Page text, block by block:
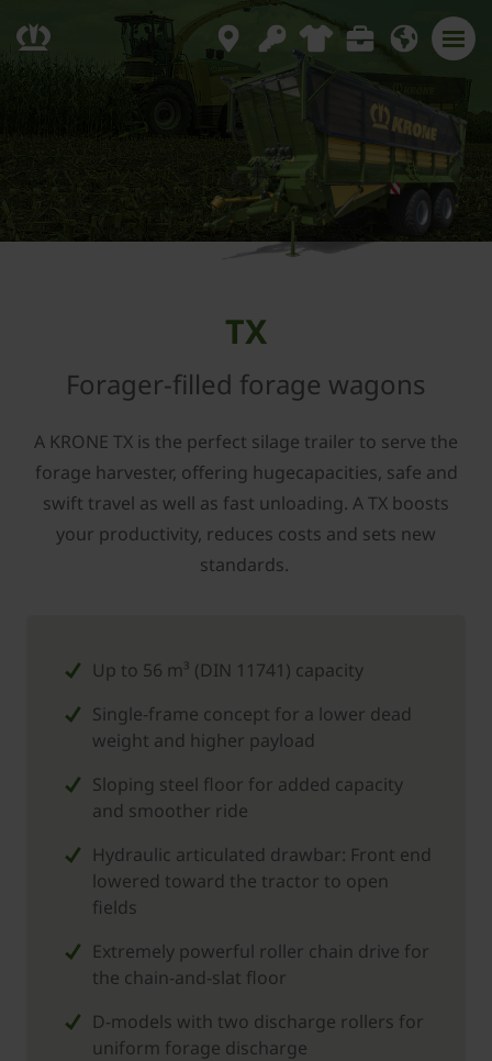
TX
Forager-filled forage wagons
A KRONE TX is the perfect silage trailer to serve the
forage harvester, offering hugecapacities, safe and
swift travel as well as fast unloading. A TX boosts
your productivity, reduces costs and sets new
standards.
Up to 56 m³ (DIN 11741) capacity
Single-frame concept for a lower dead
weight and higher payload
Sloping steel floor for added capacity
and smoother ride
Hydraulic articulated drawbar: Front end
lowered toward the tractor to open
fields
Extremely powerful roller chain drive for
the chain-and-slat floor
D-models with two discharge rollers for
uniform forage discharge